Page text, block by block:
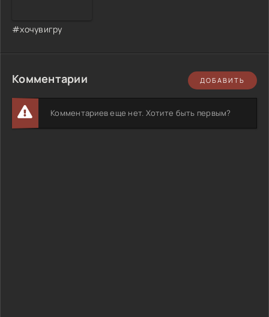
#хочувигру
Комментарии ДОБАВИТЬ
Комментариев еще нет. Хотите быть первым?